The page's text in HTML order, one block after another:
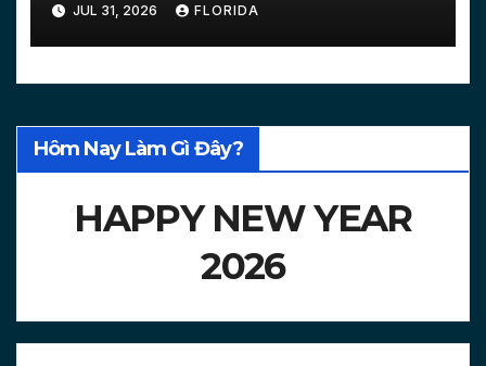
JUL 31, 2026 FLORIDA
Hôm Nay Làm Gì Đây?
HAPPY NEW YEAR
2026